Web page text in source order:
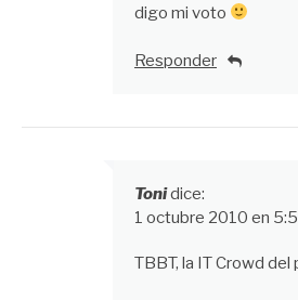
digo mi voto
Responder
Tonidice:
1 octubre 2010 en
TBBT, la IT Crowd del